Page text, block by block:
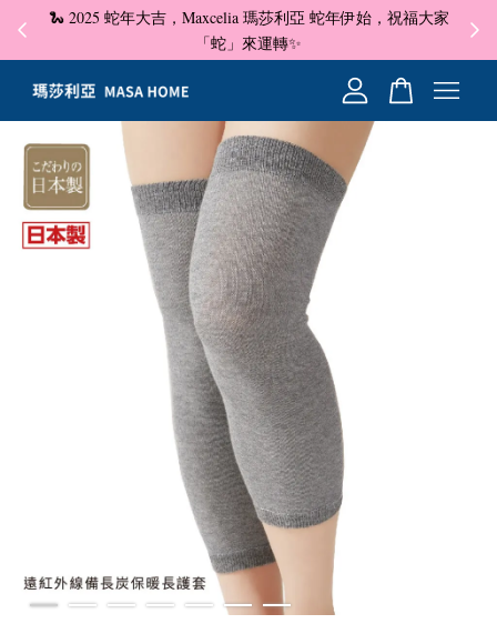
🐍 2025 蛇年大吉，Maxcelia 瑪莎利亞 蛇年伊始，祝福大家
「蛇」來運轉✨
✦
您的購物車目前還是空的。
繼續購物